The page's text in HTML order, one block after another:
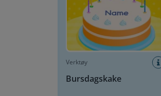
Verktøy
Bursdagskake